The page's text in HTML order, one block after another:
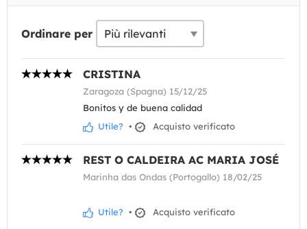
Ordinare per
CRISTINA
Zaragoza (Spagna) 15/12/25
Bonitos y de buena calidad
Utile? • Acquisto verificato
REST O CALDEIRA AC MARIA JOSÉ
Marinha das Ondas (Portogallo) 18/02/25
Utile? • Acquisto verificato